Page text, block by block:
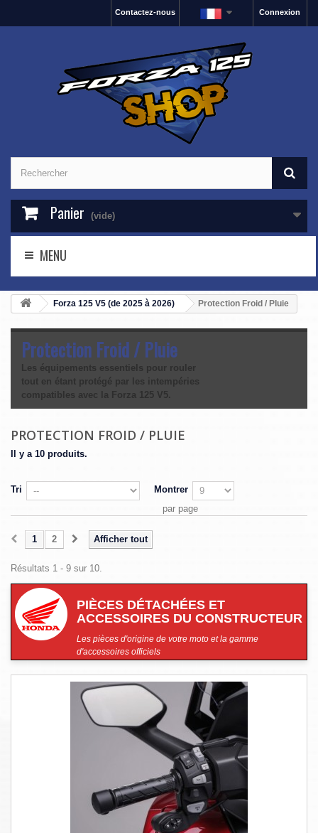
Connexion
Contactez-nous
Panier (vide)
MENU
Forza 125 V5 (de 2025 à 2026) Protection Froid / Pluie
Protection Froid / Pluie
Les équipements essentiels pour rouler
tout en étant protégé par les intempéries
compatibles avec la Forza 125 V5.
PROTECTION FROID / PLUIE
Il y a 10 produits.
Tri
Montrer
par page
Afficher tout
1 2
Résultats 1 - 9 sur 10.
PIÈCES DÉTACHÉES ET
ACCESSOIRES DU CONSTRUCTEUR
Les pièces d'origine de votre moto et la gamme
d'accessoires officiels